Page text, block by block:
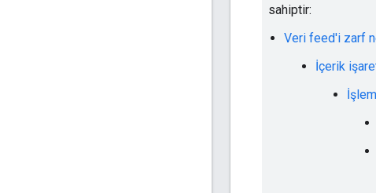
sahiptir:
Veri feed'i zarf
İçerik